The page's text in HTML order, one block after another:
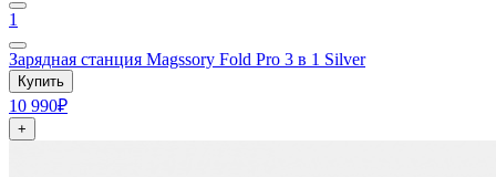
1
Зарядная станция Magssory Fold Pro 3 в 1 Silver
Купить
10 990₽
+